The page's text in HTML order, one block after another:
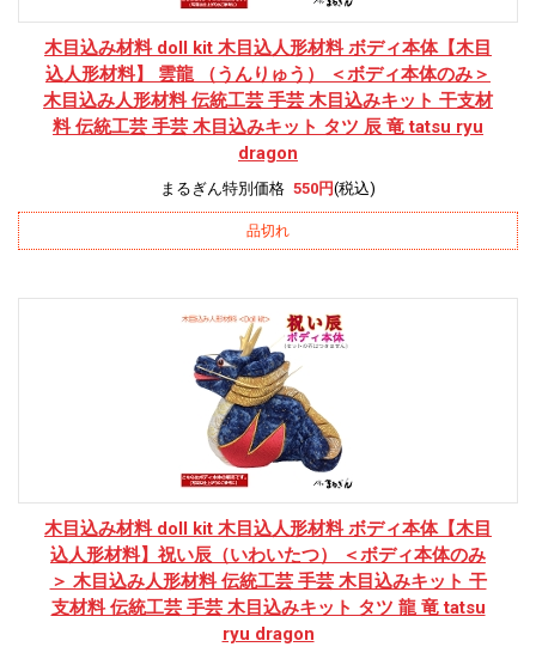
木目込み材料 doll kit 木目込人形材料 ボディ本体【木目
込人形材料】 雲龍 （うんりゅう） ＜ボディ本体のみ＞
木目込み人形材料 伝統工芸 手芸 木目込みキット 干支材
料 伝統工芸 手芸 木目込みキット タツ 辰 竜 tatsu ryu
dragon
まるぎん特別価格 550円(税込)
品切れ
木目込み材料 doll kit 木目込人形材料 ボディ本体【木目
込人形材料】祝い辰（いわいたつ） ＜ボディ本体のみ
＞ 木目込み人形材料 伝統工芸 手芸 木目込みキット 干
支材料 伝統工芸 手芸 木目込みキット タツ 龍 竜 tatsu
ryu dragon